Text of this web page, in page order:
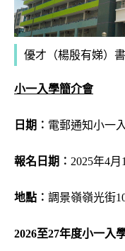
優才（楊殷有娣）
小一入學簡介會
日期︰ 電郵通知小一
報名 日期︰ 2025年4月
地點︰ 調景嶺嶺光街
2026至27年度小一入